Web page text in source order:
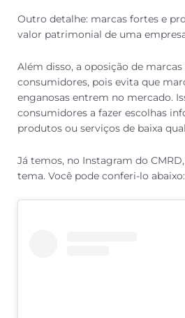
Outro detalhe: marcas fortes e
valor patrimonial de uma
Além disso, a oposição de
consumidores, pois evita que
enganosas entrem no mercado.
consumidores a fazer escolhas
produtos ou serviços de baixa
Já temos, no Instagram do
tema. Você pode conferi-lo abaixo: